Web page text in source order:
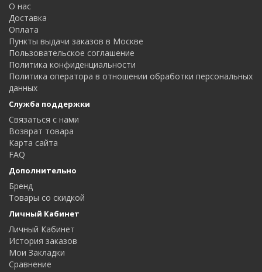
О нас
Доставка
Оплата
Пункты выдачи заказов в Москве
Пользовательское соглашение
Политика конфиденциальности
Политика оператора в отношении обработки персональных
данных
Служба поддержки
Связаться с нами
Возврат товара
Карта сайта
FAQ
Дополнительно
Бренд
Товары со скидкой
Личный Кабинет
Личный Кабинет
История заказов
Мои Закладки
Сравнение